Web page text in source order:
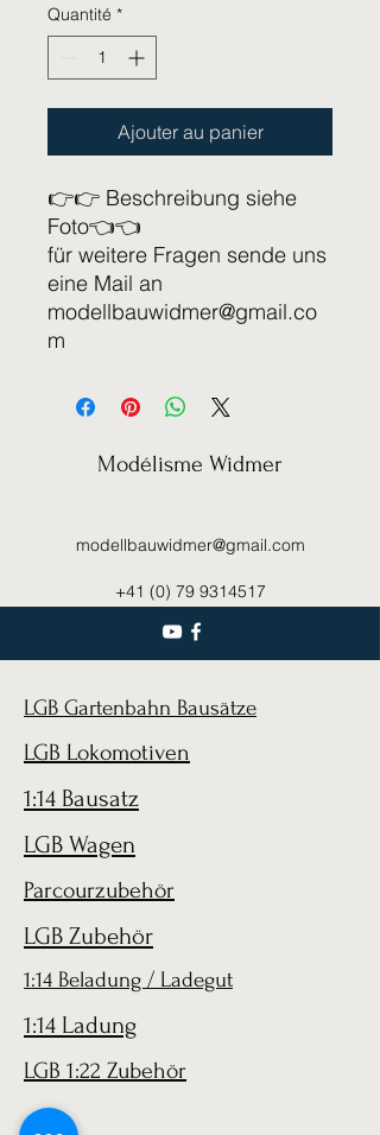
Quantité *
Ajouter au panier
👉👉 Beschreibung siehe
Foto👈👈
für weitere Fragen sende uns
eine Mail an
modellbauwidmer@gmail.co
m
Modélisme Widmer
modellbauwidmer@gmail.com
+41 (0) 79 9314517
LGB Gartenbahn Bausätze
LGB Lokomotiven
1:14 Bausatz
LGB Wagen
Parcourzubehör
LGB Zubehör
1:14 Beladung / Ladegut
1:14 Ladung
LGB 1:22 Zubehör